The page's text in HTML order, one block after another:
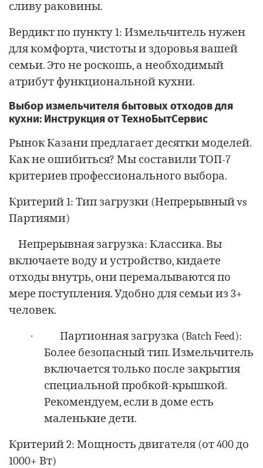
сливу раковины.
Вердикт по пункту 1: Измельчитель нужен
для комфорта, чистоты и здоровья вашей
семьи. Это не роскошь, а необходимый
атрибут функциональной кухни.
Выбор измельчителя бытовых отходов для
кухни: Инструкция от ТехноБытСервис
Рынок Казани предлагает десятки моделей.
Как не ошибиться? Мы составили ТОП-7
критериев профессионального выбора.
Критерий 1: Тип загрузки (Непрерывный vs
Партиями)
Непрерывная загрузка: Классика. Вы
включаете воду и устройство, кидаете
отходы внутрь, они перемалываются по
мере поступления. Удобно для семьи из 3+
человек.
·
Партионная загрузка (Batch Feed):
Более безопасный тип. Измельчитель
включается только после закрытия
специальной пробкой-крышкой.
Рекомендуем, если в доме есть
маленькие дети.
Критерий 2: Мощность двигателя (от 400 до
1000+ Вт)